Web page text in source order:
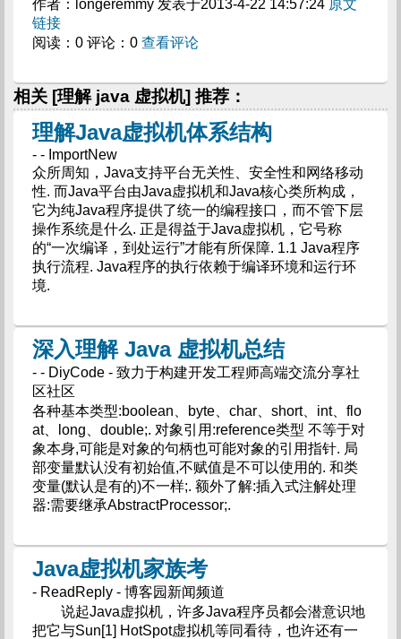
作者：longeremmy 发表于2013-4-22 14:57:24 原文
链接
阅读：0 评论：0 查看评论
相关 [理解 java 虚拟机] 推荐：
理解Java虚拟机体系结构
- - ImportNew
众所周知，Java支持平台无关性、安全性和网络移动
性. 而Java平台由Java虚拟机和Java核心类所构成，
它为纯Java程序提供了统一的编程接口，而不管下层
操作系统是什么. 正是得益于Java虚拟机，它号称
的“一次编译，到处运行”才能有所保障. 1.1 Java程序
执行流程. Java程序的执行依赖于编译环境和运行环
境.
深入理解 Java 虚拟机总结
- - DiyCode - 致力于构建开发工程师高端交流分享社
区社区
各种基本类型:boolean、byte、char、short、int、flo
at、long、double;. 对象引用:reference类型 不等于对
象本身,可能是对象的句柄也可能对象的引用指针. 局
部变量默认没有初始值,不赋值是不可以使用的. 和类
变量(默认是有的)不一样;. 额外了解:插入式注解处理
器:需要继承AbstractProcessor;.
Java虚拟机家族考
- ReadReply - 博客园新闻频道
说起Java虚拟机，许多Java程序员都会潜意识地
把它与Sun[1] HotSpot虚拟机等同看待，也许还有一